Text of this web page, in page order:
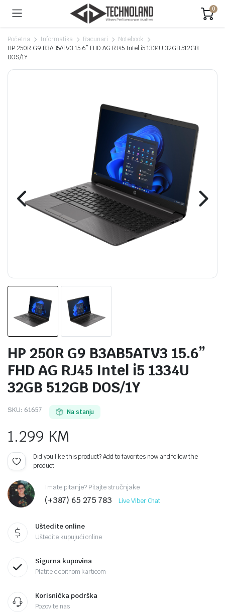
0
Početna Informatika Racunari
Notebook
HP 250R G9 B3AB5ATV3 15.6” FHD AG RJ45 Intel i5 1334U 32GB 512GB
DOS/1Y
HP 250R G9 B3AB5ATV3 15.6”
FHD AG RJ45 Intel i5 1334U
32GB 512GB DOS/1Y
SKU: 61657 Na stanju
1.299 KM
Did you like this product? Add to favorites now and follow the
product.
Imate pitanje? Pitajte stručnjake
(+387) 65 275 783 Live Viber Chat
Uštedite online
Uštedite kupujući online
Sigurna kupovina
Platite debitnom karticom
Korisnička podrška
Pozovite nas